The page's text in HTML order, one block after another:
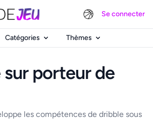
Se connecter
Catégories Thèmes
sur porteur de
les compétences de dribble sous